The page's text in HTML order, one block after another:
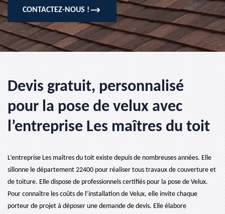
CONTACTEZ-NOUS !
Devis gratuit, personnalisé
pour la pose de velux avec
l’entreprise Les maîtres du toit
L’entreprise Les maîtres du toit existe depuis de nombreuses années. Elle
sillonne le département 22400 pour réaliser tous travaux de couverture et
de toiture. Elle dispose de professionnels certifiés pour la pose de Velux.
Pour connaître les coûts de l’installation de Velux, elle invite chaque
porteur de projet à déposer une demande de devis. Elle élabore